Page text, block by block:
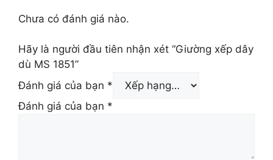
Chưa có đánh giá nào.
Hãy là người đầu tiên nhận xét “Giường xếp dây
dù MS 1851”
Đánh giá của bạn *
Đánh giá của bạn *